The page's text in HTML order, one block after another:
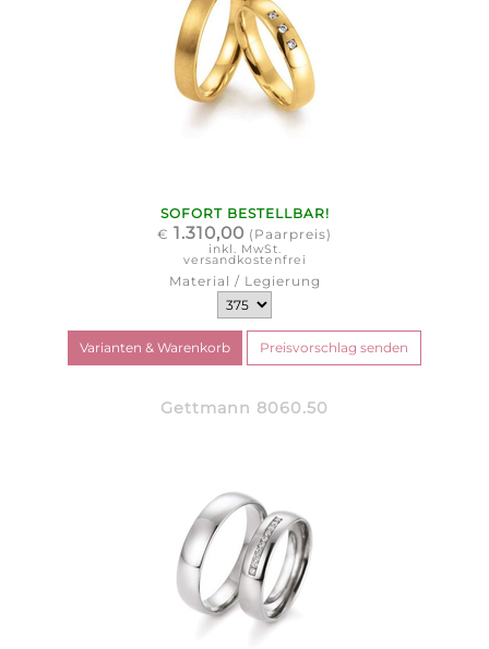
SOFORT BESTELLBAR!
€ 1.310,00 (Paarpreis)
inkl. MwSt.
versandkostenfrei
Material / Legierung
Gettmann 8060.50